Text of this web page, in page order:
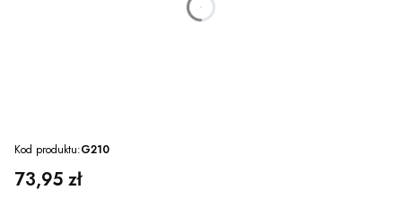
godzin
Kod produktu:G210
Cena
73,95 zł